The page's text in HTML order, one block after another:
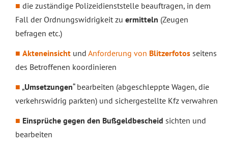
die zuständige Polizeidienststelle beauftragen, in dem
Fall der Ordnungswidrigkeit zu ermitteln (Zeugen
befragen etc.)
Akteneinsicht und Anforderung von Blitzerfotos seitens
des Betroffenen koordinieren
„Umsetzungen“ bearbeiten (abgeschleppte Wagen, die
verkehrswidrig parkten) und sichergestellte Kfz verwahren
Einsprüche gegen den Bußgeldbescheid sichten und
bearbeiten